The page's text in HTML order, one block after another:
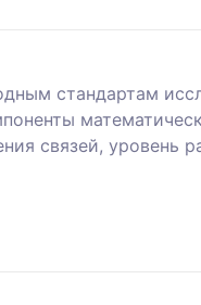
стандартам
связей, уровень